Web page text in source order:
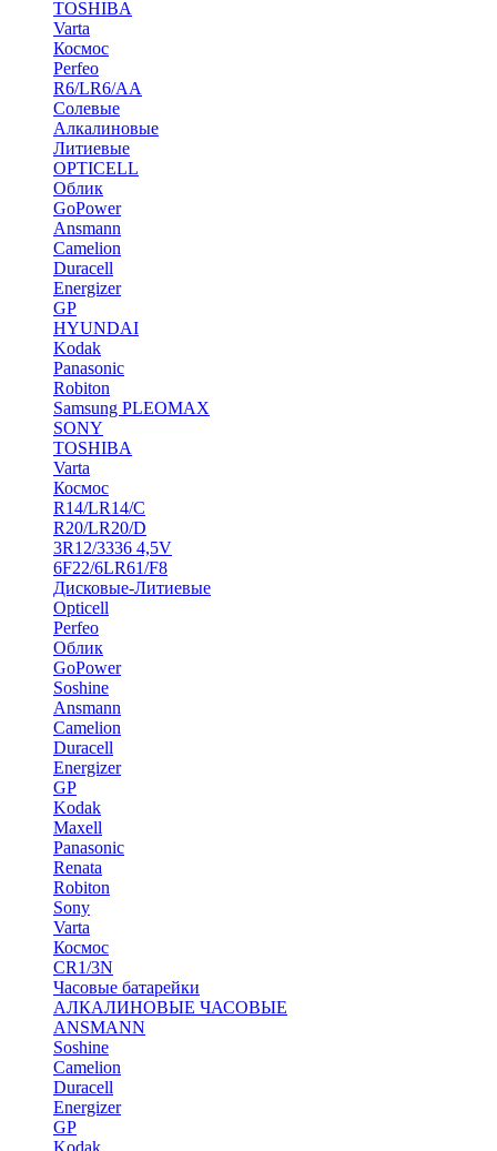
TOSHIBA
Varta
Космос
Perfeo
R6/LR6/AA
Солевые
Алкалиновые
Литиевые
OPTICELL
Облик
GoPower
Ansmann
Camelion
Duracell
Energizer
GP
HYUNDAI
Kodak
Panasonic
Robiton
Samsung PLEOMAX
SONY
TOSHIBA
Varta
Космос
R14/LR14/C
R20/LR20/D
3R12/3336 4,5V
6F22/6LR61/F8
Дисковые-Литиевые
Opticell
Perfeo
Облик
GoPower
Soshine
Ansmann
Camelion
Duracell
Energizer
GP
Kodak
Maxell
Panasonic
Renata
Robiton
Sony
Varta
Космос
CR1/3N
Часовые батарейки
АЛКАЛИНОВЫЕ ЧАСОВЫЕ
ANSMANN
Soshine
Camelion
Duracell
Energizer
GP
Kodak